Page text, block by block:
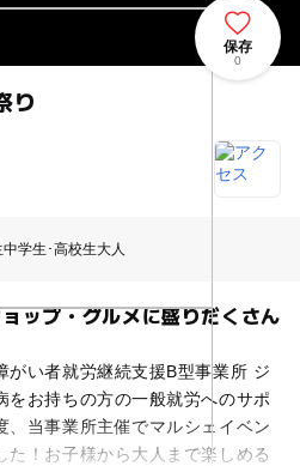
り
保存
0
中学生･高校生大人
ップ・グルメに盛りだくさん
がい者就労継続支援B型事業所 ジ
をお持ちの方の一般就労へのサポ
、当事業所主催でマルシェイベン
た！お子様から大人まで楽しめる